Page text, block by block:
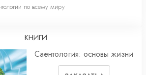
по всему миру
КНИГИ
Саентология: основы жизни